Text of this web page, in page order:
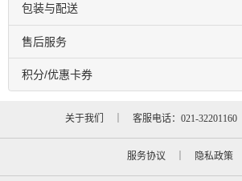
包装与配送
click to expand contents
售后服务
click to expand contents
积分/优惠卡券
click to expand contents
关于我们 ｜ 客服电话：021-32201160
服务协议 隐私政策